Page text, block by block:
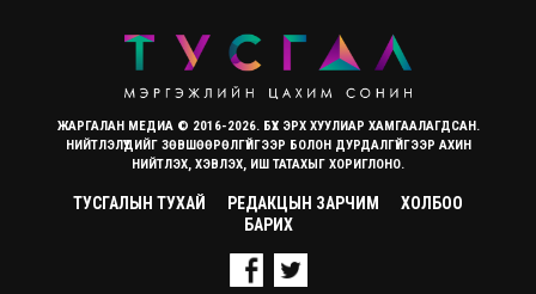
ЖАРГАЛАН МЕДИА © 2016-2026. БҮХ ЭРХ ХУУЛИАР ХАМГААЛАГДСАН.
НИЙТЛЭЛҮҮДИЙГ ЗӨВШӨӨРӨЛГҮЙГЭЭР БОЛОН ДУРДАЛГҮЙГЭЭР АХИН
НИЙТЛЭХ, ХЭВЛЭХ, ИШ ТАТАХЫГ ХОРИГЛОНО.
ТУСГАЛЫН ТУХАЙ РЕДАКЦЫН ЗАРЧИМ
ХОЛБОО
БАРИХ